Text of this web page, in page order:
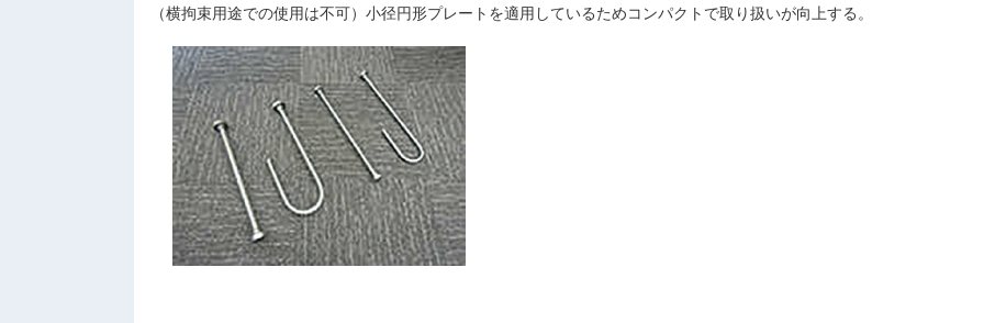
（横拘束用途での使用は不可）小径円形プレートを適用しているためコンパクトで取り扱いが向上する。